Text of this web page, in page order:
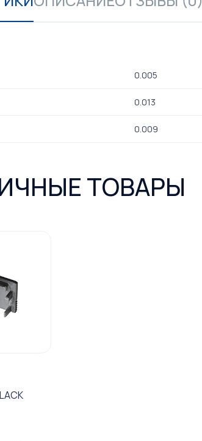
0.005
0.013
0.009
ТОВАРЫ